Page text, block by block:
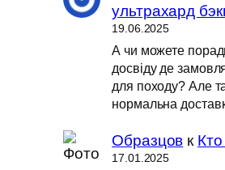
ультрахард
19.06.2025
А чи можете
досвіду де
для походу? Але
нормальна
Образцов к
17.01.2025